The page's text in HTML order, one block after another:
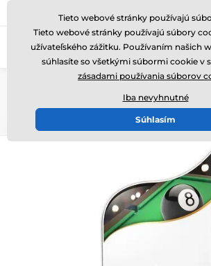
Zavolajte nám (Po-Pi 8-17)
WPLA 501-
Tieto webové stránky používajú
Tieto webové stránky používajú súbory
užívateľského zážitku. Používaním našich
súhlasíte so všetkými súbormi cookie v
zásadami používania súborov
Iba nevyhnutné
Súhlasím